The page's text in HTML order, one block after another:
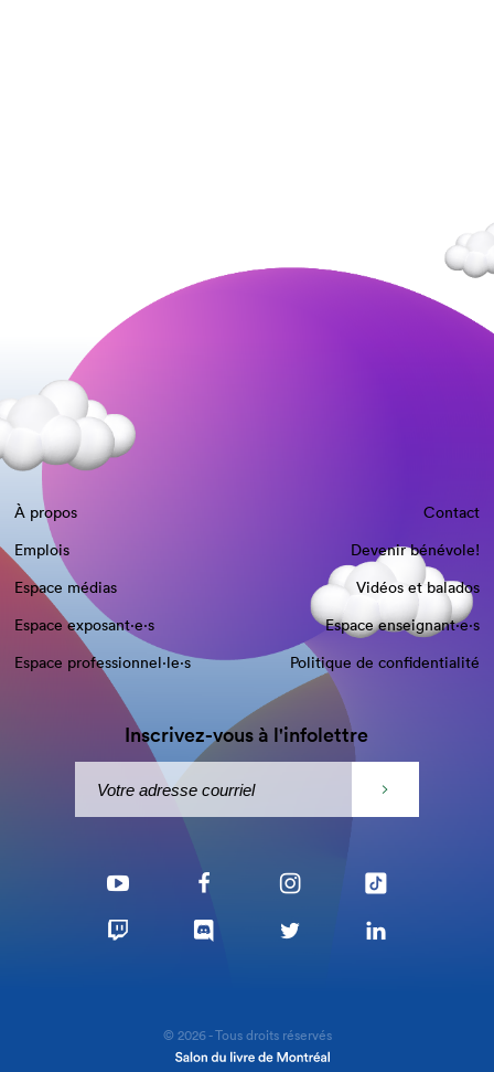
À propos
Contact
Emplois
Devenir bénévole!
Espace médias
Vidéos et balados
Espace exposant·e⋅s
Espace enseignant·e⋅s
Espace professionnel·le⋅s
Politique de confidentialité
Inscrivez-vous à l'infolettre
© 2026 - Tous droits réservés